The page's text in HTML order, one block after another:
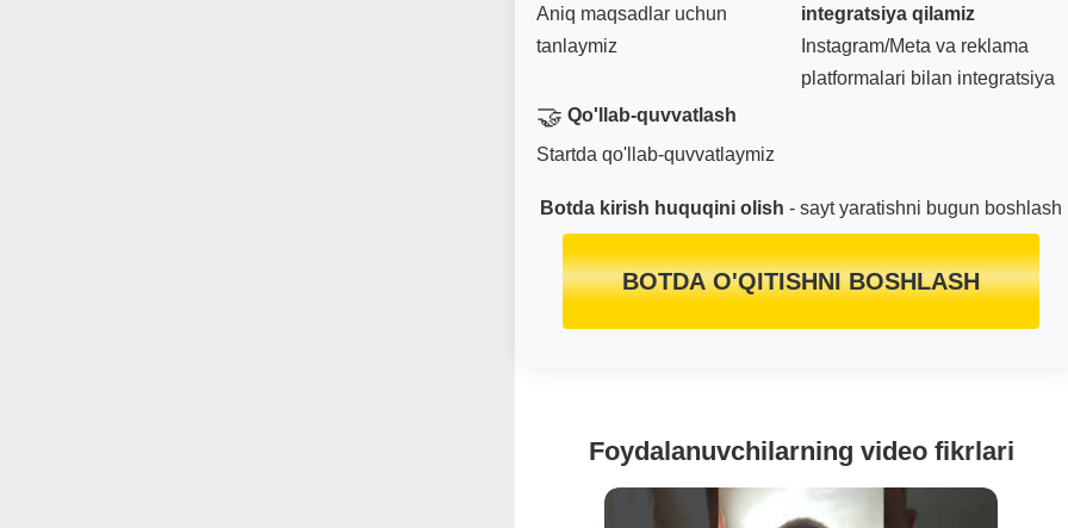
Aniq maqsadlar uchun
tanlaymiz
integratsiya qilamiz
Instagram/Meta va reklama
platformalari bilan integratsiya
🤝 Qo'llab-quvvatlash
Startda qo'llab-quvvatlaymiz
Botda kirish huquqini olish - sayt yaratishni bugun boshlash
BOTDA O'QITISHNI BOSHLASH
Foydalanuvchilarning video fikrlari